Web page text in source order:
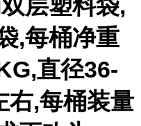
层塑料袋,
,每桶净重
直径36-
右,每桶装量